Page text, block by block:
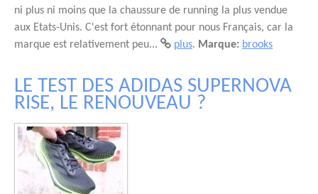
ni plus ni moins que la chaussure de running la plus vendue
aux Etats-Unis. C'est fort étonnant pour nous Français, car la
marque est relativement peu...
plus. Marque: brooks
LE TEST DES ADIDAS SUPERNOVA
RISE, LE RENOUVEAU ?